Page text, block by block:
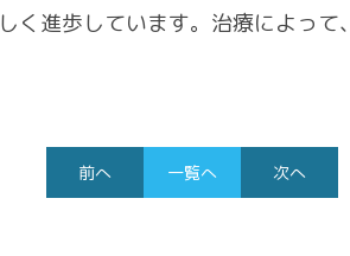
進歩しています。治療によっ
前へ 一覧へ 次へ